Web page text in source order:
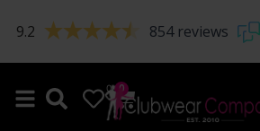
9.2 854 reviews
0 0